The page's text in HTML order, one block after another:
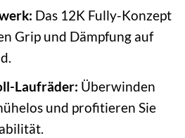
Das 12K Fully-Konzept
Grip und Dämpfung auf
Laufräder: Überwinden
und profitieren Sie